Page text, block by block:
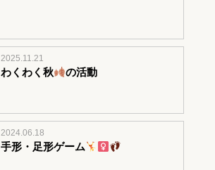
2025.11.21
わくわく秋 の活動
2024.06.18
手形・足形ゲーム